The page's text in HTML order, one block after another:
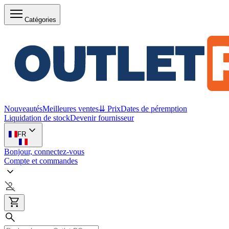
Catégories
NouveautésMeilleures ventes⇊ PrixDates de péremption
Liquidation de stockDevenir fournisseur
FR
Bonjour, connectez-vous
Compte et commandes